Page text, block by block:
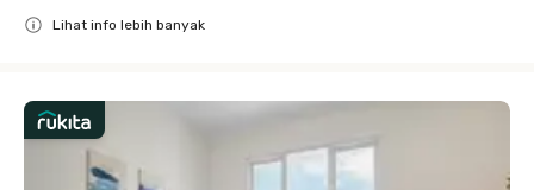
Lihat info lebih banyak